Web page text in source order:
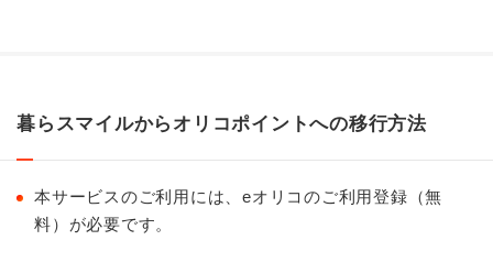
暮らスマイルからオリコポイントへの移行方法
本サービスのご利用には、eオリコのご利用登録（無
料）が必要です。